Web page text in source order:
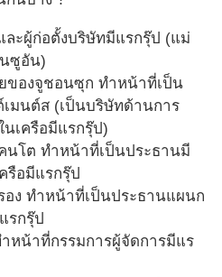
ละผู้ก่อตั้งบริษัทมีแรกรุ๊ป (แม่
ซูอัน)
ของจูชอนซุก ทำหน้าที่เป็น
มนต์ส (เป็นบริษัทด้านการ
เครือมีแรกรุ๊ป)
นโต ทำหน้าที่เป็นประธานมี
รือมีแรกรุ๊ป
อง ทำหน้าที่เป็นประธานแผนก
รกรุ๊ป
หน้าที่กรรมการผู้จัดการมีแร